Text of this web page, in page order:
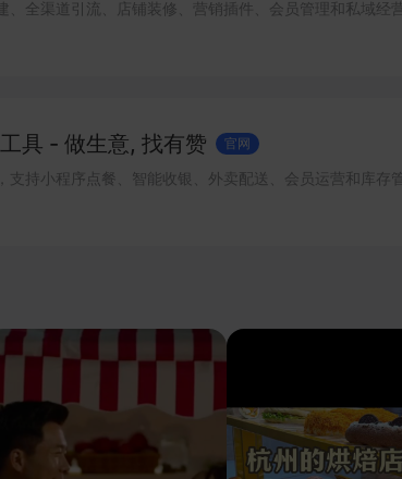
全渠道引流、店铺装修、营销插件、会员管理和私域经
具 - 做生意, 找有赞 官网
持小程序点餐、智能收银、外卖配送、会员运营和库存管